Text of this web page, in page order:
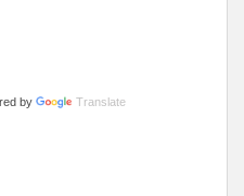
calle hace menos de un mes,
by Translate